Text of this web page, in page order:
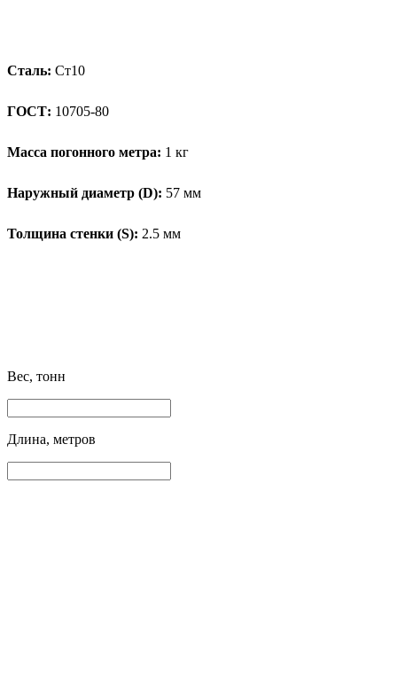
Сталь: Ст10
ГОСТ: 10705-80
Масса погонного метра: 1 кг
Наружный диаметр (D): 57 мм
Толщина стенки (S): 2.5 мм
Вес, тонн
Длина, метров